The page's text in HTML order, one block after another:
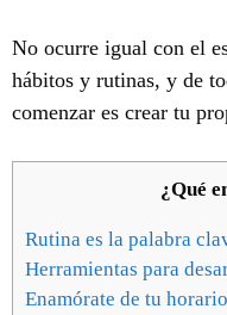
No ocurre igual con el
hábitos y rutinas, y de
comenzar es crear tu
¿Qué
Rutina es la palabra
Herramientas para
Enamórate de tu